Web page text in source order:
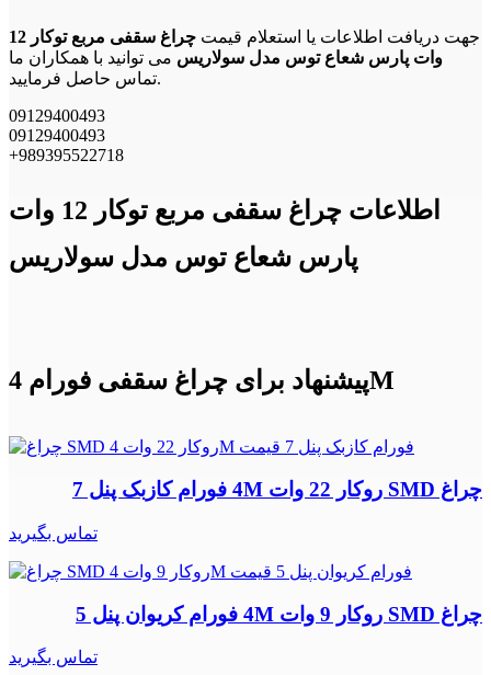
جهت دریافت اطلاعات یا استعلام قیمت
چراغ سقفی مربع توکار 12
وات پارس شعاع توس مدل سولاریس می توانید با همکاران ما
تماس حاصل فرمایید.
09129400493
09129400493
+989395522718
اطلاعات چراغ سقفی مربع توکار 12 وات
پارس شعاع توس مدل سولاریس
پیشنهاد برای چراغ سقفی فورام 4M
چراغ SMD روکار 22 وات 4M فورام کازبک پنل 7
تماس بگیرید
چراغ SMD روکار 9 وات 4M فورام کریوان پنل 5
تماس بگیرید